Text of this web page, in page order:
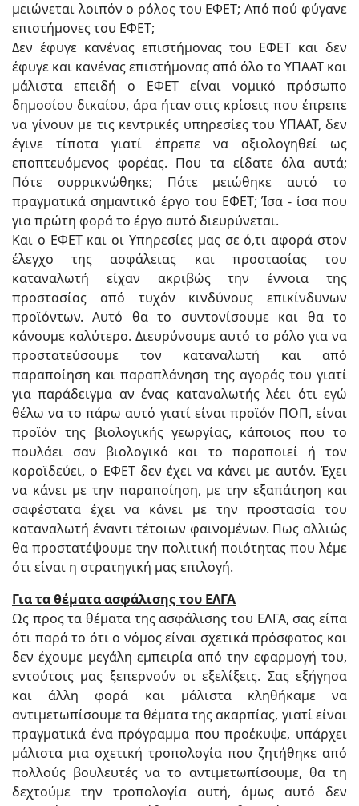
μειώνεται λοιπόν ο ρόλος του ΕΦΕΤ; Από πού φύγανε
επιστήμονες του ΕΦΕΤ;
Δεν έφυγε κανένας επιστήμονας του ΕΦΕΤ και δεν
έφυγε και κανένας επιστήμονας από όλο το ΥΠΑΑΤ και
μάλιστα επειδή ο ΕΦΕΤ είναι νομικό πρόσωπο
δημοσίου δικαίου, άρα ήταν στις κρίσεις που έπρεπε
να γίνουν με τις κεντρικές υπηρεσίες του ΥΠΑΑΤ, δεν
έγινε τίποτα γιατί έπρεπε να αξιολογηθεί ως
εποπτευόμενος φορέας. Που τα είδατε όλα αυτά;
Πότε συρρικνώθηκε; Πότε μειώθηκε αυτό το
πραγματικά σημαντικό έργο του ΕΦΕΤ; Ίσα - ίσα που
για πρώτη φορά το έργο αυτό διευρύνεται.
Και ο ΕΦΕΤ και οι Υπηρεσίες μας σε ό,τι αφορά στον
έλεγχο της ασφάλειας και προστασίας του
καταναλωτή είχαν ακριβώς την έννοια της
προστασίας από τυχόν κινδύνους επικίνδυνων
προϊόντων. Αυτό θα το συντονίσουμε και θα το
κάνουμε καλύτερο. Διευρύνουμε αυτό το ρόλο για να
προστατεύσουμε τον καταναλωτή και από
παραποίηση και παραπλάνηση της αγοράς του γιατί
για παράδειγμα αν ένας καταναλωτής λέει ότι εγώ
θέλω να το πάρω αυτό γιατί είναι προϊόν ΠΟΠ, είναι
προϊόν της βιολογικής γεωργίας, κάποιος που το
πουλάει σαν βιολογικό και το παραποιεί ή τον
κοροϊδεύει, ο ΕΦΕΤ δεν έχει να κάνει με αυτόν. Έχει
να κάνει με την παραποίηση, με την εξαπάτηση και
σαφέστατα έχει να κάνει με την προστασία του
καταναλωτή έναντι τέτοιων φαινομένων. Πως αλλιώς
θα προστατέψουμε την πολιτική ποιότητας που λέμε
ότι είναι η στρατηγική μας επιλογή.
Για τα θέματα ασφάλισης του ΕΛΓΑ
Ως προς τα θέματα της ασφάλισης του ΕΛΓΑ, σας είπα
ότι παρά το ότι ο νόμος είναι σχετικά πρόσφατος και
δεν έχουμε μεγάλη εμπειρία από την εφαρμογή του,
εντούτοις μας ξεπερνούν οι εξελίξεις. Σας εξήγησα
και άλλη φορά και μάλιστα κληθήκαμε να
αντιμετωπίσουμε τα θέματα της ακαρπίας, γιατί είναι
πραγματικά ένα πρόγραμμα που προέκυψε, υπάρχει
μάλιστα μια σχετική τροπολογία που ζητήθηκε από
πολλούς βουλευτές να το αντιμετωπίσουμε, θα τη
δεχτούμε την τροπολογία αυτή, όμως αυτό δεν